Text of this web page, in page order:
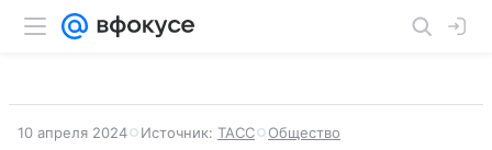
10 апреля 2024 Источник: ТАСС Общество